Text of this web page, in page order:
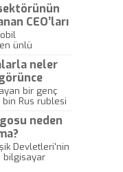
Şehitler
altında bin
alana inşa
Temmuz
töreninde
Öte yandan
Erdoğan,
Ankara
Fırat ile 15
gecesi
bağlantı
hakkında
Fırat,
Erdoğan
3 yıldır
CEO’ları
ünlü
5 yıl
dolar
için
sektöründeki
yöneticilerin
neler
bir genç
bin Rus rublesi
iPhone XS
bir olay ise
araba
neden
Devletleri'nin
bilgisayar